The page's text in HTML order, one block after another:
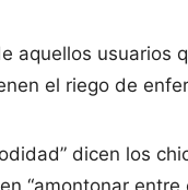
aquellos usuarios
el riego de
dicen los